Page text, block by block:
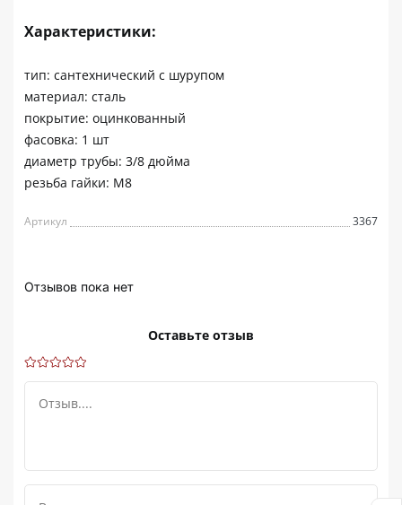
Характеристики:
тип: сантехнический с шурупом
материал: сталь
покрытие: оцинкованный
фасовка: 1 шт
диаметр трубы: 3/8 дюйма
резьба гайки: М8
Артикул 3367
Отзывов пока нет
Оставьте отзыв